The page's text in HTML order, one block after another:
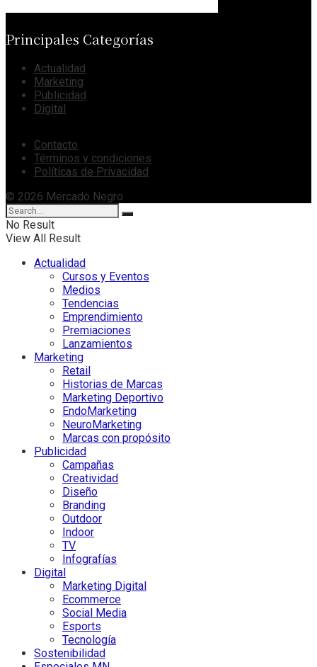
Principales Categorías
Actualidad
Marketing
Publicidad
Digital
Contacto
Términos y condiciones
Políticas de Privacidad
© 2026 Mercado Negro
No Result
View All Result
Actualidad
Cursos y Eventos
Medios
Tendencias
Emprendimiento
Premiaciones
Lanzamientos
Marketing
Retail
Historias de Marcas
Marketing Deportivo
EndoMarketing
NeuroMarketing
Marcas con propósito
Publicidad
Campañas
Creatividad
Diseño
Branding
Outdoor
Indoor
TV
Infografías
Digital
Marketing Digital
Ecommerce
Social Media
Esports
Tecnología
Sostenibilidad